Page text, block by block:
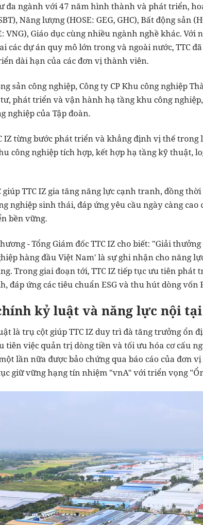
đa ngành với 47 năm hình thành và phát triển,
Năng lượng (HOSE: GEG, GHC), Bất động sản
VNG), Giáo dục cùng nhiều ngành nghề khác. Với
các dự án quy mô lớn trong và ngoài nước, TTC
dài hạn của các đơn vị thành viên.
sản công nghiệp, Công ty CP Khu công nghiệp
phát triển và vận hành hạ tầng khu công
nghiệp của Tập đoàn.
IZ từng bước phát triển và khẳng định vị thế
công nghiệp tích hợp, kết hợp hạ tầng kỹ thuật,
giúp TTC IZ gia tăng năng lực cạnh tranh, đồng
nghiệp sinh thái, đáp ứng yêu cầu ngày càng cao
bền vững.
- Tổng Giám đốc TTC IZ cho biết: "Giải thưởng
hàng đầu Việt Nam' là sự ghi nhận cho năng
Trong giai đoạn tới, TTC IZ tiếp tục ưu tiên
đáp ứng các tiêu chuẩn ESG và thu hút dòng vốn
kỷ luật và năng lực nội
là trụ cột giúp TTC IZ duy trì đà tăng trưởng ổn
tiên việc quản trị dòng tiền và tối ưu hóa cơ cấu
lần nữa được bảo chứng qua báo cáo của đơn
giữ vững hạng tín nhiệm "vnA" với triển vọng